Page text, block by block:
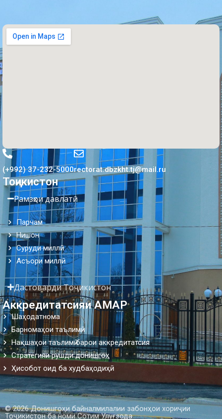
(+992) 37-232-5000rectorat.dbzkht.tj@mail.ru
Тоҷикистон
Рамзҳои давлатӣ
Парчам
Нишон
Суруди миллӣ
Асъори миллӣ
Дастоварди Тоҷикистон
Аккредитатсияи АМАР
Шаҳодатнома
Барномаҳои таълимӣ
Нақшаҳои таълимӣ барои аккредитатсия
Стратегияи рушди донишгоҳ
Ҳисобот оид ба худбаҳодиҳӣ
© 2026 Донишгоҳи байналмилалии забонҳои хориҷии
Тоҷикистон ба номи Сотим Улуғзода